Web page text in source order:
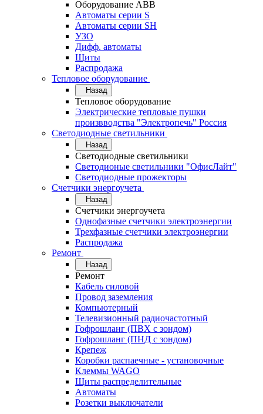
Оборудование АВВ
Автоматы серии S
Автоматы серии SH
УЗО
Дифф. автоматы
Щиты
Распродажа
Тепловое оборудование
Назад
Тепловое оборудование
Электрические тепловые пушки
произвводства "Электропечь" Россия
Светодиодные светильники
Назад
Светодиодные светильники
Светодионые светильники "ОфисЛайт"
Светодиодные прожекторы
Счетчики энергоучета
Назад
Счетчики энергоучета
Однофазные счетчики электроэнергии
Трехфазные счетчики электроэнергии
Распродажа
Ремонт
Назад
Ремонт
Кабель силовой
Провод заземления
Компьютерный
Телевизионный радиочастотный
Гофрошланг (ПВХ с зондом)
Гофрошланг (ПНД с зондом)
Крепеж
Коробки распаечные - установочные
Клеммы WAGO
Щиты распределительные
Автоматы
Розетки выключатели